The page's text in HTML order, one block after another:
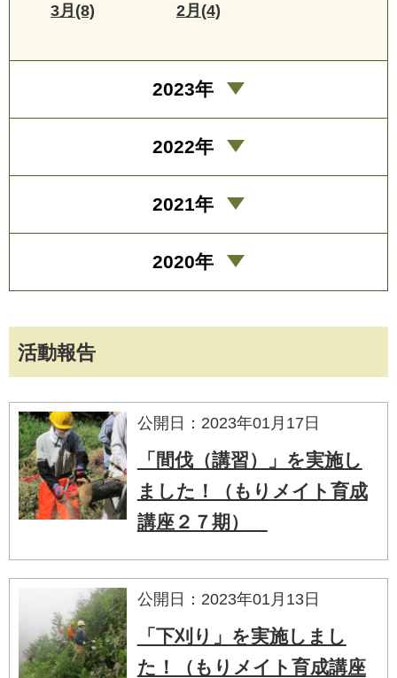
活動報告
公開日：2023年01月17日
「間伐（講習）」を実施し
ました！（もりメイト育成
講座２７期）
公開日：2023年01月13日
「下刈り」を実施しまし
た！（もりメイト育成講座
3月(8) 2月(4)
2023年
2022年
2021年
2020年